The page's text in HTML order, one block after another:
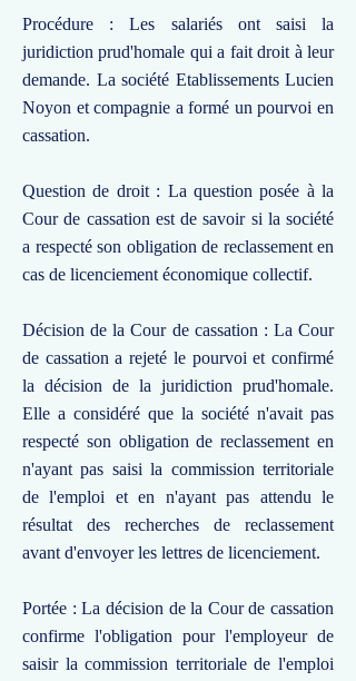
Procédure : Les salariés ont saisi la
juridiction prud'homale qui a fait droit à leur
demande. La société Etablissements Lucien
Noyon et compagnie a formé un pourvoi en
cassation.
Question de droit : La question posée à la
Cour de cassation est de savoir si la société
a respecté son obligation de reclassement en
cas de licenciement économique collectif.
Décision de la Cour de cassation : La Cour
de cassation a rejeté le pourvoi et confirmé
la décision de la juridiction prud'homale.
Elle a considéré que la société n'avait pas
respecté son obligation de reclassement en
n'ayant pas saisi la commission territoriale
de l'emploi et en n'ayant pas attendu le
résultat des recherches de reclassement
avant d'envoyer les lettres de licenciement.
Portée : La décision de la Cour de cassation
confirme l'obligation pour l'employeur de
saisir la commission territoriale de l'emploi